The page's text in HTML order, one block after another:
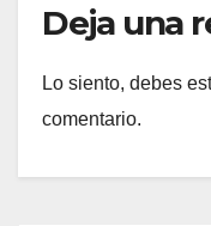
Deja una
Lo siento, debes
comentario.